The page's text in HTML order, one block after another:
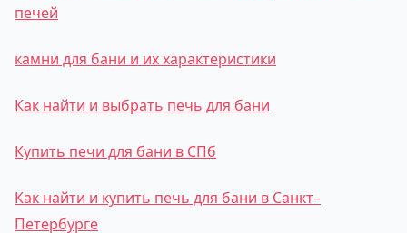
печей
камни для бани и их характеристики
Как найти и выбрать печь для бани
Купить печи для бани в СПб
Как найти и купить печь для бани в Санкт-
Петербурге